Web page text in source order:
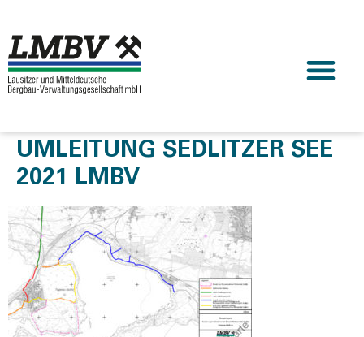
UMLEITUNG SEDLITZER SEE
2021 LMBV